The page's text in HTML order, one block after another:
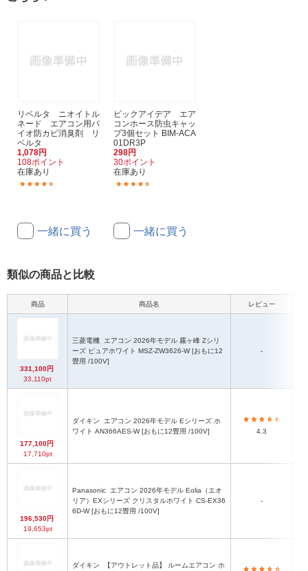
リベルタ ニオイトル
ネード エアコン用バ
イオ防カビ消臭剤 リ
ベルタ
1,078円
108ポイント
在庫あり
一緒に買う
ビックアイデア エア
コンホース防虫キャッ
プ3個セット BIM-ACA
01DR3P
298円
30ポイント
在庫あり
一緒に買う
類似の商品と比較
商品 商品名 レビュー
331,100円
33,110pt
三菱電機
ーズ ピュアホワイト MSZ-ZW3626-W [おもに12
畳用 /100V]
-
177,100円
17,710pt
ダイキン
ワイト AN366AES-W [おもに12畳用 /100V]
4.3
196,530円
19,653pt
Panasonic
リア）EXシリーズ クリスタルホワイト CS-EX36
6D-W [おもに12畳用 /100V]
-
ダイキン